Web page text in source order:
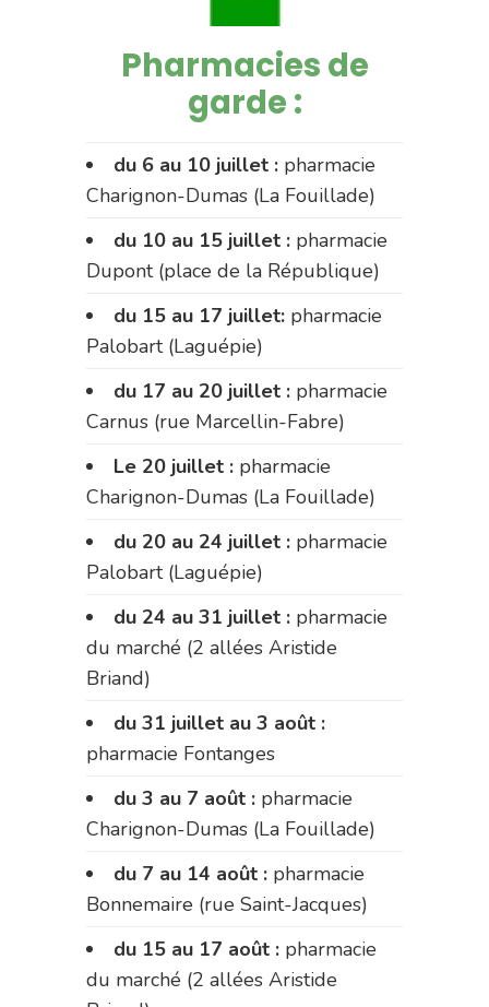
Pharmacies de
garde :
du 6 au 10 juillet : pharmacie
Charignon-Dumas (La Fouillade)
du 10 au 15 juillet : pharmacie
Dupont (place de la République)
du 15 au 17 juillet: pharmacie
Palobart (Laguépie)
du 17 au 20 juillet : pharmacie
Carnus (rue Marcellin-Fabre)
Le 20 juillet : pharmacie
Charignon-Dumas (La Fouillade)
du 20 au 24 juillet : pharmacie
Palobart (Laguépie)
du 24 au 31 juillet : pharmacie
du marché (2 allées Aristide
Briand)
du 31 juillet au 3 août :
pharmacie Fontanges
du 3 au 7 août : pharmacie
Charignon-Dumas (La Fouillade)
du 7 au 14 août : pharmacie
Bonnemaire (rue Saint-Jacques)
du 15 au 17 août : pharmacie
du marché (2 allées Aristide